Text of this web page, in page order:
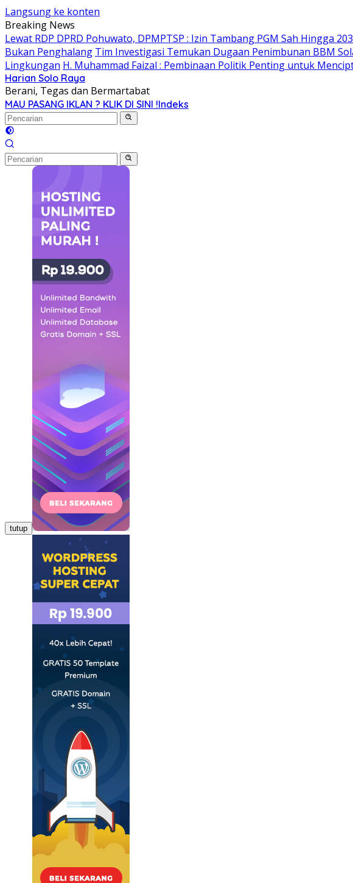
Langsung ke konten
Breaking News
Lewat RDP DPRD Pohuwato, DPMPTSP : Izin Tambang PGM Sah Hingga
Bukan Penghalang Tim Investigasi Temukan Dugaan Penimbunan BBM
Lingkungan H. Muhammad Faizal : Pembinaan Politik Penting untuk
Harian Solo Raya
Berani, Tegas dan Bermartabat
MAU PASANG IKLAN ? KLIK DI SINI !Indeks
tutup